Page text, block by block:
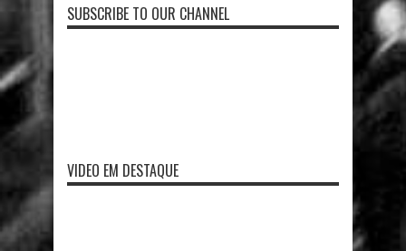
SUBSCRIBE TO OUR CHANNEL
VIDEO EM DESTAQUE